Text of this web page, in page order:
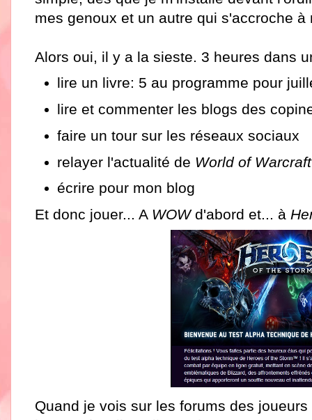
mes genoux et un autre qui s'accroche
Alors oui, il y a la sieste. 3 heures dans
lire un livre: 5 au programme pour
lire et commenter les blogs des
faire un tour sur les réseaux sociaux
relayer l'actualité de World of Warcraft
écrire pour mon blog
Et donc jouer... A WOWd'abord et... à
Quand je vois sur les forums des